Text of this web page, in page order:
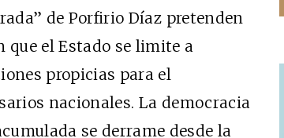
de Porfirio Díaz pretenden
que el Estado se limite a
propicias para el
nacionales. La democracia
se derrame desde la